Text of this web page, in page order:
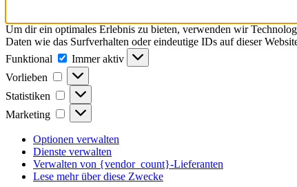
Um dir ein optimales Erlebnis zu bieten, verwenden wir
Daten wie das Surfverhalten oder eindeutige IDs auf dieser
Funktional
Immer aktiv
Vorlieben
Statistiken
Marketing
Optionen verwalten
Dienste verwalten
Verwalten von {vendor_count}-Lieferanten
Lese mehr über diese Zwecke